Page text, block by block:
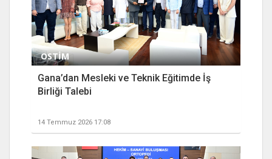
OSTİM
Gana’dan Mesleki ve Teknik Eğitimde İş
Birliği Talebi
14 Temmuz 2026 17:08